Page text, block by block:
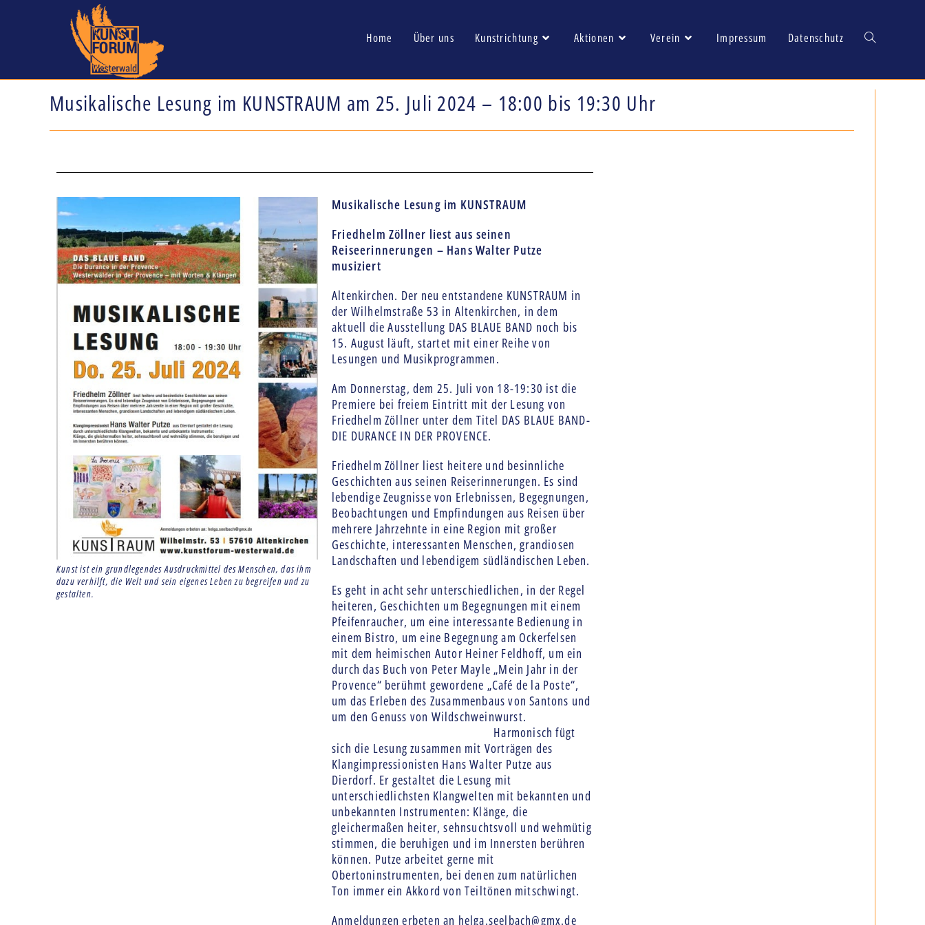
Home Über uns Kunstrichtung Aktionen Verein Impressum Datenschutz
Musikalische Lesung im KUNSTRAUM am 25. Juli 2024 – 18:00 bis 19:30 Uhr
Kunst ist ein grundlegendes Ausdruckmittel des Menschen​, das ihm
dazu verhilft, die Welt und sein eigenes Leben zu begreifen und zu
gestalten.
Musikalische Lesung im KUNSTRAUM
Friedhelm Zöllner liest aus seinen
Reiseerinnerungen – Hans Walter Putze
musiziert
Altenkirchen. Der neu entstandene KUNSTRAUM in
der Wilhelmstraße 53 in Altenkirchen, in dem
aktuell die Ausstellung DAS BLAUE BAND noch bis
15. August läuft, startet mit einer Reihe von
Lesungen und Musikprogrammen.
Am Donnerstag, dem 25. Juli von 18-19:30 ist die
Premiere bei freiem Eintritt mit der Lesung von
Friedhelm Zöllner unter dem Titel DAS BLAUE BAND-
DIE DURANCE IN DER PROVENCE.
Friedhelm Zöllner liest heitere und besinnliche
Geschichten aus seinen Reiserinnerungen. Es sind
lebendige Zeugnisse von Erlebnissen, Begegnungen,
Beobachtungen und Empfindungen aus Reisen über
mehrere Jahrzehnte in eine Region mit großer
Geschichte, interessanten Menschen, grandiosen
Landschaften und lebendigem südländischen Leben.
Es geht in acht sehr unterschiedlichen, in der Regel
heiteren, Geschichten um Begegnungen mit einem
Pfeifenraucher, um eine interessante Bedienung in
einem Bistro, um eine Begegnung am Ockerfelsen
mit dem heimischen Autor Heiner Feldhoff, um ein
durch das Buch von Peter Mayle „Mein Jahr in der
Provence“ berühmt gewordene „Café de la Poste“,
um das Erleben des Zusammenbaus von Santons und
um den Genuss von Wildschweinwurst.
Harmonisch fügt
sich die Lesung zusammen mit Vorträgen des
Klangimpressionisten Hans Walter Putze aus
Dierdorf. Er gestaltet die Lesung mit
unterschiedlichsten Klangwelten mit bekannten und
unbekannten Instrumenten: Klänge, die
gleichermaßen heiter, sehnsuchtsvoll und wehmütig
stimmen, die beruhigen und im Innersten berühren
können. Putze arbeitet gerne mit
Obertoninstrumenten, bei denen zum natürlichen
Ton immer ein Akkord von Teiltönen mitschwingt.
Anmeldungen erbeten an helga.seelbach@gmx.de